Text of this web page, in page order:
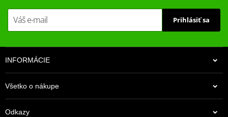
Prihlásiť sa
INFORMÁCIE
Všetko o nákupe
Odkazy